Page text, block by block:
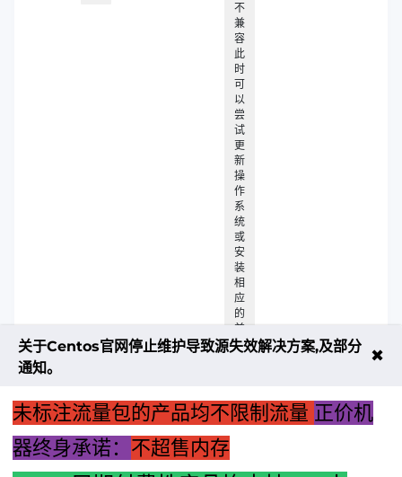
不
兼
容
此
时
可
以
尝
试
更
新
操
作
系
统
或
安
装
相
应
的
兼
容
二
关于Centos官网停止维护导致源失效解决方案,及部分
通知。
✖
未标注流量包的产品均不限制流量 正价机
器终身承诺： 不超售内存